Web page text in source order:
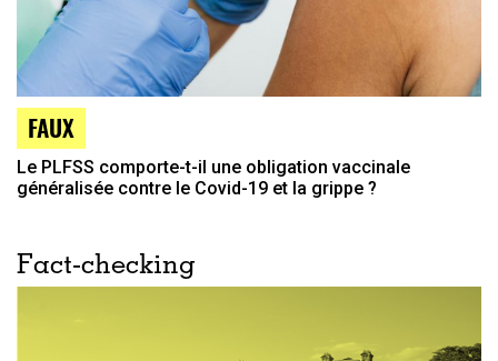
FAUX
Le PLFSS comporte-t-il une obligation vaccinale
généralisée contre le Covid-19 et la grippe ?
Fact-checking